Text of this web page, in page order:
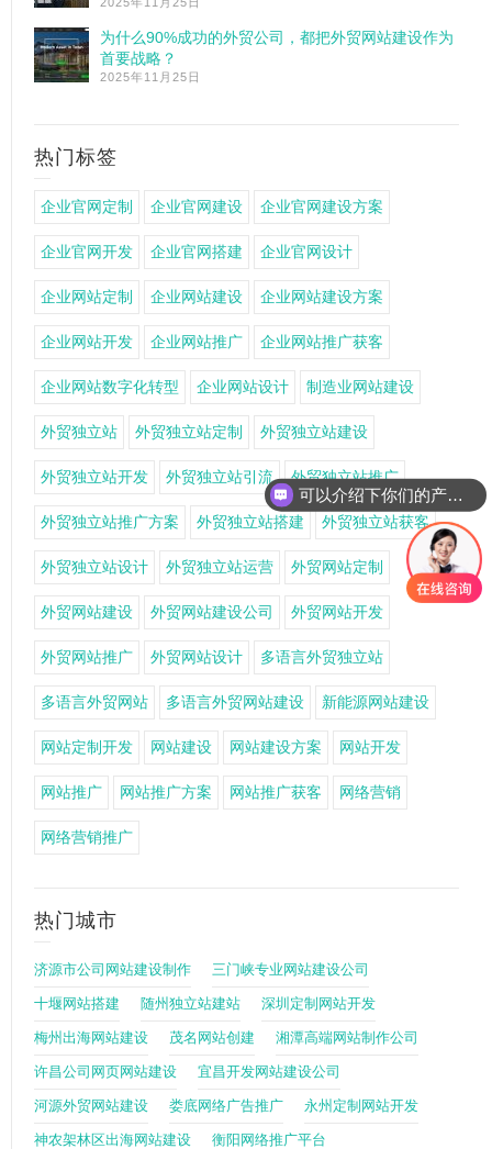
为什么90%成功的外贸公司，都把外贸网站建设作为
首要战略？
2025年11月25日
热门标签
企业官网定制 企业官网建设 企业官网建设方案
企业官网开发 企业官网搭建 企业官网设计
企业网站定制 企业网站建设 企业网站建设方案
企业网站开发 企业网站推广 企业网站推广获客
企业网站数字化转型 企业网站设计 制造业网站建设
外贸独立站 外贸独立站定制 外贸独立站建设
外贸独立站开发 外贸独立站引流 外贸独立站推广
外贸独立站推广方案 外贸独立站搭建 外贸独立站获客
外贸独立站设计 外贸独立站运营 外贸网站定制
外贸网站建设 外贸网站建设公司 外贸网站开发
外贸网站推广 外贸网站设计 多语言外贸独立站
多语言外贸网站 多语言外贸网站建设 新能源网站建设
网站定制开发 网站建设 网站建设方案 网站开发
网站推广 网站推广方案 网站推广获客 网络营销
网络营销推广
热门城市
济源市公司网站建设制作 三门峡专业网站建设公司
十堰网站搭建 随州独立站建站 深圳定制网站开发
梅州出海网站建设 茂名网站创建 湘潭高端网站制作公司
许昌公司网页网站建设 宜昌开发网站建设公司
河源外贸网站建设 娄底网络广告推广 永州定制网站开发
神农架林区出海网站建设 衡阳网络推广平台
可以介绍下你们的产品么